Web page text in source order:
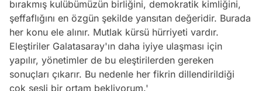
bırakmış kulübümüzün birliğini, demokratik kimliğini,
şeffaflığını en özgün şekilde yansıtan değeridir. Burada
her konu ele alınır. Mutlak kürsü hürriyeti vardır.
Eleştiriler Galatasaray'ın daha iyiye ulaşması için
yapılır, yönetimler de bu eleştirilerden gereken
sonuçları çıkarır. Bu nedenle her fikrin dillendirildiği
çok sesli bir ortam bekliyorum.'